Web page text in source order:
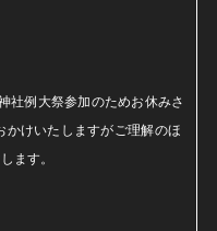
社例大祭参加のためお休みさ
けいたしますがご理解のほ
ます。